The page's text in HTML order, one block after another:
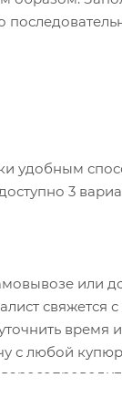
заказ».
удобным
3
или
свяжется
время
с любой
денежные